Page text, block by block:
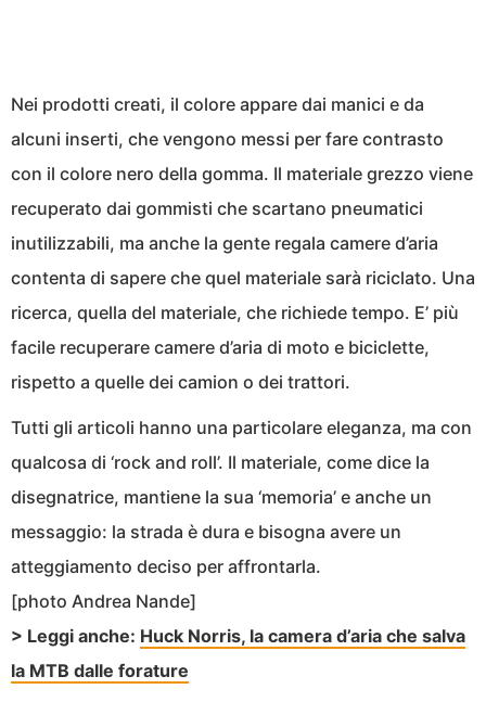
Nei prodotti creati, il colore appare dai manici e da
alcuni inserti, che vengono messi per fare contrasto
con il colore nero della gomma. Il materiale grezzo viene
recuperato dai gommisti che scartano pneumatici
inutilizzabili, ma anche la gente regala camere d’aria
contenta di sapere che quel materiale sarà riciclato. Una
ricerca, quella del materiale, che richiede tempo. E’ più
facile recuperare camere d’aria di moto e biciclette,
rispetto a quelle dei camion o dei trattori.
Tutti gli articoli hanno una particolare eleganza, ma con
qualcosa di ‘rock and roll’. Il materiale, come dice la
disegnatrice, mantiene la sua ‘memoria’ e anche un
messaggio: la strada è dura e bisogna avere un
atteggiamento deciso per affrontarla.
[photo Andrea Nande]
> Leggi anche: Huck Norris, la camera d’aria che salva
la MTB dalle forature